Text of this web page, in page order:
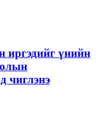
үнийн
чиглэнэ